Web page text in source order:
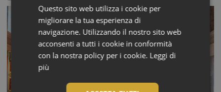
Questo sito web utilizza i cookie per
migliorare la tua esperienza di
navigazione. Utilizzando il nostro sito web
acconsenti a tutti i cookie in conformità
con la nostra policy per i cookie. Leggi di
più